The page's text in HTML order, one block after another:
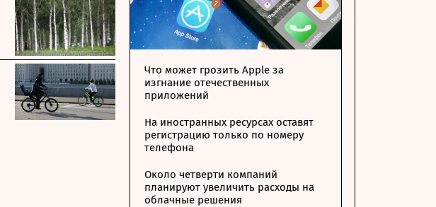
Что может грозить Apple за
изгнание отечественных
приложений
На иностранных ресурсах оставят
регистрацию только по номеру
телефона
Около четверти компаний
планируют увеличить расходы на
облачные решения